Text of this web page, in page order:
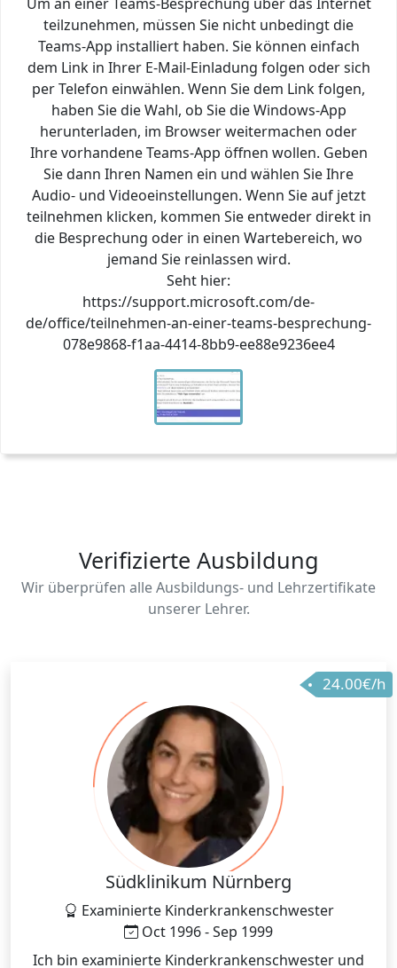
teilzunehmen, müssen Sie nicht unbedingt die
Teams-App installiert haben. Sie können einfach
dem Link in Ihrer E-Mail-Einladung folgen oder sich
per Telefon einwählen. Wenn Sie dem Link folgen,
haben Sie die Wahl, ob Sie die Windows-App
herunterladen, im Browser weitermachen oder
Ihre vorhandene Teams-App öffnen wollen. Geben
Sie dann Ihren Namen ein und wählen Sie Ihre
Audio- und Videoeinstellungen. Wenn Sie auf jetzt
teilnehmen klicken, kommen Sie entweder direkt in
die Besprechung oder in einen Wartebereich, wo
jemand Sie reinlassen wird.
Seht hier:
https://support.microsoft.com/de-
de/office/teilnehmen-an-einer-teams-besprechung-
078e9868-f1aa-4414-8bb9-ee88e9236ee4
Verifizierte Ausbildung
Wir überprüfen alle Ausbildungs- und Lehrzertifikate
unserer Lehrer.
24.00€/h
Südklinikum Nürnberg
Examinierte Kinderkrankenschwester
Oct 1996 - Sep 1999
Ich bin examinierte Kinderkrankenschwester und